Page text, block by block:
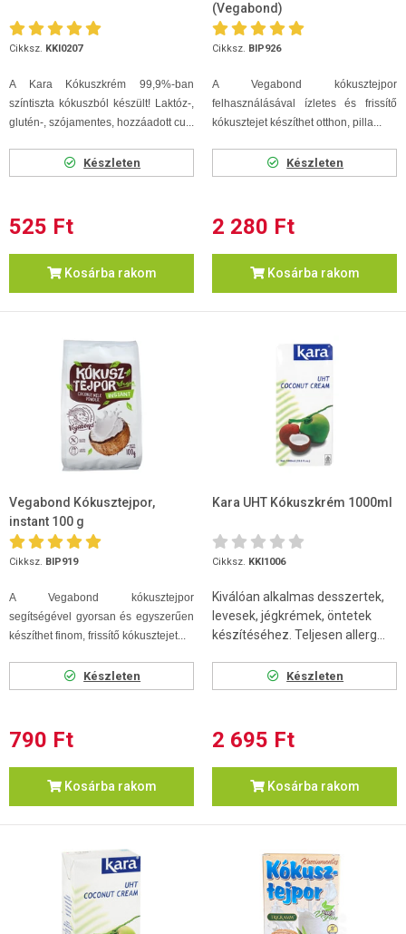
Cikksz. KKI0207
A Kara Kókuszkrém 99,9%-ban
színtiszta kókuszból készült! Laktóz-,
glutén-, szójamentes, hozzáadott cu...
Készleten
525 Ft
Kosárba rakom
(Vegabond)
Cikksz. BIP926
A Vegabond kókusztejpor
felhasználásával ízletes és frissítő
kókusztejet készíthet otthon, pilla...
Készleten
2 280 Ft
Kosárba rakom
Vegabond Kókusztejpor,
instant 100 g
Cikksz. BIP919
A Vegabond kókusztejpor
segítségével gyorsan és egyszerűen
készíthet finom, frissítő kókusztejet...
Készleten
790 Ft
Kosárba rakom
Kara UHT Kókuszkrém 1000ml
Cikksz. KKI1006
Kiválóan alkalmas desszertek,
levesek, jégkrémek, öntetek
készítéséhez. Teljesen allerg...
Készleten
2 695 Ft
Kosárba rakom